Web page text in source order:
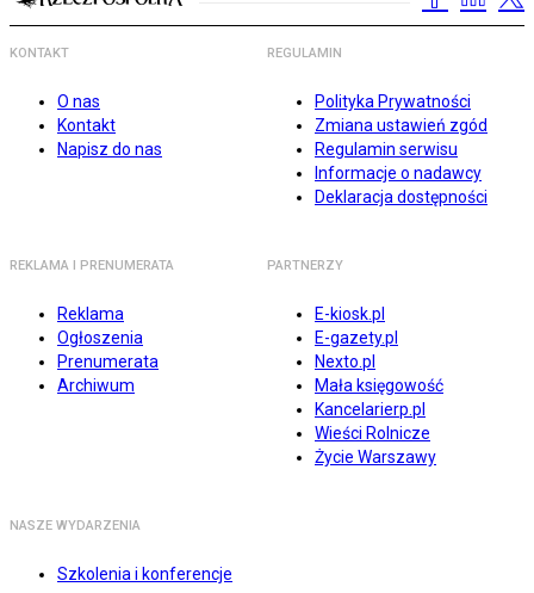
KONTAKT
O nas
Kontakt
Napisz do nas
REGULAMIN
Polityka Prywatności
Zmiana ustawień zgód
Regulamin serwisu
Informacje o nadawcy
Deklaracja dostępności
REKLAMA I PRENUMERATA
Reklama
Ogłoszenia
Prenumerata
Archiwum
PARTNERZY
E-kiosk.pl
E-gazety.pl
Nexto.pl
Mała księgowość
Kancelarierp.pl
Wieści Rolnicze
Życie Warszawy
NASZE WYDARZENIA
Szkolenia i konferencje